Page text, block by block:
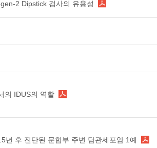
2 Dipstick 검사의 유용성
의 IDUS의 역할
년 후 진단된 문합부 주변 담관세포암 1예